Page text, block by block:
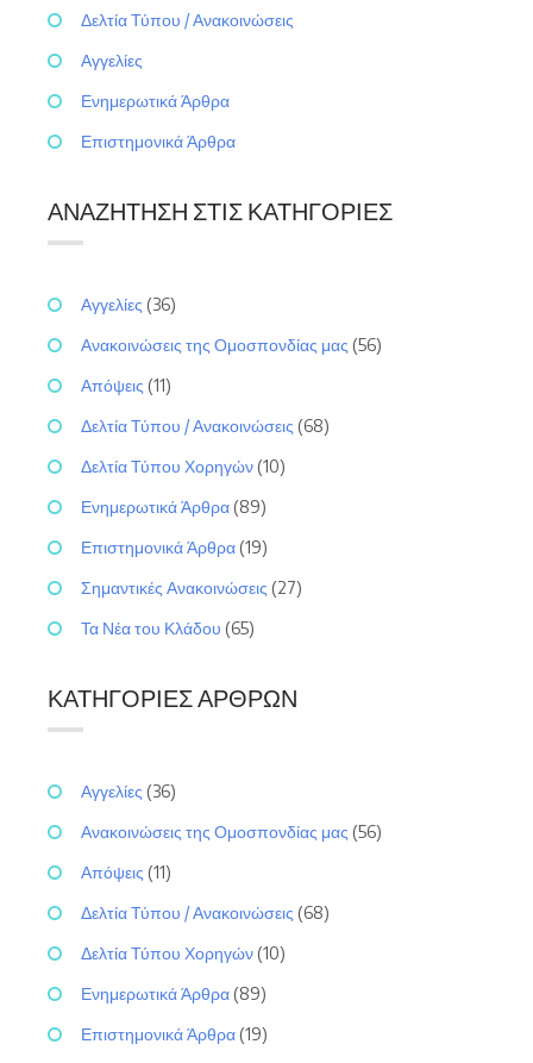
Δελτία Τύπου / Ανακοινώσεις
Αγγελίες
Ενημερωτικά Άρθρα
Επιστημονικά Άρθρα
ΑΝΑΖΉΤΗΣΗ ΣΤΙΣ ΚΑΤΗΓΟΡΊΕΣ
Αγγελίες (36)
Ανακοινώσεις της Ομοσπονδίας μας (56)
Απόψεις (11)
Δελτία Τύπου / Ανακοινώσεις (68)
Δελτία Τύπου Χορηγών (10)
Ενημερωτικά Άρθρα (89)
Επιστημονικά Άρθρα (19)
Σημαντικές Ανακοινώσεις (27)
Τα Νέα του Κλάδου (65)
ΚΑΤΗΓΟΡΊΕΣ ΆΡΘΡΩΝ
Αγγελίες (36)
Ανακοινώσεις της Ομοσπονδίας μας (56)
Απόψεις (11)
Δελτία Τύπου / Ανακοινώσεις (68)
Δελτία Τύπου Χορηγών (10)
Ενημερωτικά Άρθρα (89)
Επιστημονικά Άρθρα (19)